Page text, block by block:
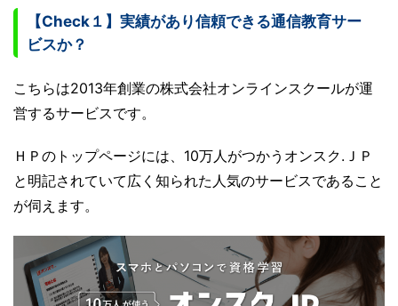
【Check１】実績があり信頼できる通信教育サー
ビスか？
こちらは2013年創業の株式会社オンラインスクールが運
営するサービスです。
ＨＰのトップページには、10万人がつかうオンスク.ＪＰ
と明記されていて広く知られた人気のサービスであること
が伺えます。